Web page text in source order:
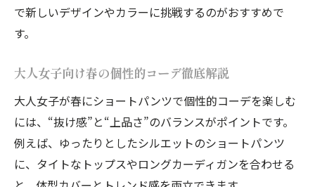
で新しいデザインやカラーに挑戦するのがおすすめで
す。
大人女子向け春の個性的コーデ徹底解説
大人女子が春にショートパンツで個性的コーデを楽しむ
には、“抜け感”と“上品さ”のバランスがポイントです。
例えば、ゆったりとしたシルエットのショートパンツ
に、タイトなトップスやロングカーディガンを合わせる